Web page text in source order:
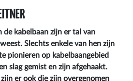
de kabelbaan zijn er tal van
Slechts enkele van hen zijn
pionieren op kabelbaangebied
slag gemist en zijn afgehaakt.
er ook die zijn overgenomen